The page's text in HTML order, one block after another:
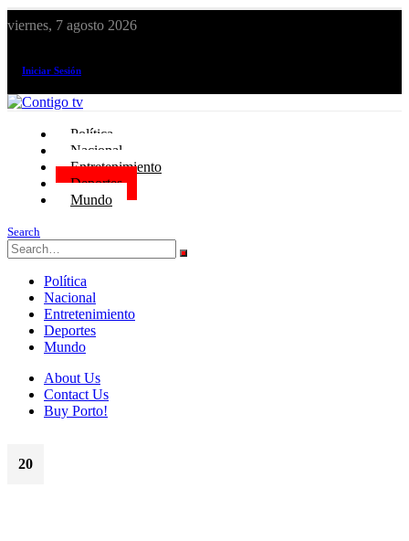
viernes, 7 agosto 2026
Iniciar Sesión
Política
Nacional
Entretenimiento
Deportes
Mundo
Search
Política
Nacional
Entretenimiento
Deportes
Mundo
About Us
Contact Us
Buy Porto!
20